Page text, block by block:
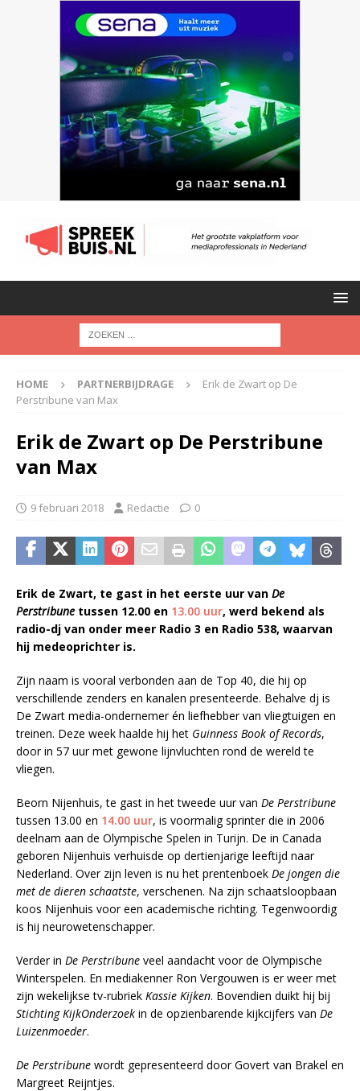
HOME PARTNERBIJDRAGE
Erik de Zwart op De
Perstribune van Max
Erik de Zwart op De Perstribune
van Max
9 februari 2018 Redactie 0
Erik de Zwart, te gast in het eerste uur van De
Perstribune tussen 12.00 en 13.00 uur, werd bekend als
radio-dj van onder meer Radio 3 en Radio 538, waarvan
hij medeoprichter is.
Zijn naam is vooral verbonden aan de Top 40, die hij op
verschillende zenders en kanalen presenteerde. Behalve dj is
De Zwart media-ondernemer én liefhebber van vliegtuigen en
treinen. Deze week haalde hij het Guinness Book of Records,
door in 57 uur met gewone lijnvluchten rond de wereld te
vliegen.
Beorn Nijenhuis, te gast in het tweede uur van De Perstribune
tussen 13.00 en 14.00 uur, is voormalig sprinter die in 2006
deelnam aan de Olympische Spelen in Turijn. De in Canada
geboren Nijenhuis verhuisde op dertienjarige leeftijd naar
Nederland. Over zijn leven is nu het prentenboek De jongen die
met de dieren schaatste, verschenen. Na zijn schaatsloopbaan
koos Nijenhuis voor een academische richting. Tegenwoordig
is hij neurowetenschapper.
Verder in De Perstribune veel aandacht voor de Olympische
Winterspelen. En mediakenner Ron Vergouwen is er weer met
zijn wekelijkse tv-rubriek Kassie Kijken. Bovendien duikt hij bij
Stichting KijkOnderzoek in de opzienbarende kijkcijfers van De
Luizenmoeder.
De Perstribune wordt gepresenteerd door Govert van Brakel en
Margreet Reijntjes.